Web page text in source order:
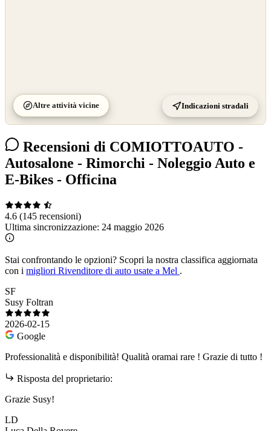
Altre attività vicine Indicazioni stradali
Recensioni di COMIOTTOAUTO -
Autosalone - Rimorchi - Noleggio Auto e
E-Bikes - Officina
4.6 (145 recensioni)
Ultima sincronizzazione: 24 maggio 2026
Stai confrontando le opzioni? Scopri la nostra classifica aggiornata
con i migliori Rivenditore di auto usate a Mel .
SF
Susy Foltran
2026-02-15
Google
Professionalità e disponibilità! Qualità oramai rare ! Grazie di tutto !
Risposta del proprietario:
Grazie Susy!
LD